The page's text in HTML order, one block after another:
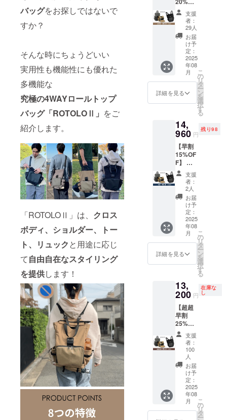
バッグをお探しではないで
すか？
そんな時にちょうどいい
実用性も機能性にも優れた
多機能な
究極の4WAYロールトップ
バッグ「ROTOLOⅡ」 をご
紹介します。
「ROTOLOⅡ」は、 クロス
ボディ、ショルダー、トー
ト、リュックと用途に応じ
て自由自在なスタイリング
を提供します！
しい」独自
の機能を何
かひとつプ
ラスしたモ
ノづくりを
目指すとい
う意味を込
めていま
す。
piunoは、少
ムですが、
これまでに
いくつかの
バッグ製品
のプロジェ
クトを実施
させていた
だき、多く
の支援者様
のご支援を
通じてすば
に恵まれ、
のフィード
バッグにも
寄り添い、
日々、製品
の改善、新
製品の開発
に尽力いた
しておりま
す。piùnoの
バッグが、
少しでも皆
さまのお役
F】 完
成した
「ROT
OLOⅡ
」1つを
お届け
しま
す。 ・
カラー
選択が
可能で
す。 一
般販売
格
￥17,60
0（税
込）
→￥14,
080（税
込）
3,520円
もお
得！ ※
送料無
料 ※割
引率は
一般販
売予定
価格に
対する
売時に
は価格
が変動
する可
能性が
ありま
す。 ※
デザイ
ン・仕
様は変
更にな
る可能
性もご
ざいま
す。ご
了承く
支援
者：
29人
お届
け予
定：
2025
年08
月
詳細を見る
こ
の
リ
タ
ー
ン
を
選
択
す
る
14,
960 円
残り98
【早割
15%OF
F】 完
成した
「ROT
OLOⅡ
」1つを
お届け
しま
す。 ・
カラー
選択が
可能で
す。 一
般販売
予定価
￥17,60
0（税
込）
→￥14,
960（税
込）
2,640円
もお
得！ ※
送料無
料 ※割
引率は
一般販
売予定
価格に
対する
もので
支援
者：
2人
お届
け予
定：
2025
年08
月
詳細を見る
こ
の
リ
タ
ー
ン
を
選
択
す
る
13,
200 円
在庫な
し
【超超
早割
25%OF
F】 完
成した
「ROT
OLOⅡ
」1つを
お届け
しま
す。 ・
カラー
選択が
可能で
支援
者：
100
人
お届
け予
定：
2025
年08
月
こ
の
リ
タ
ー